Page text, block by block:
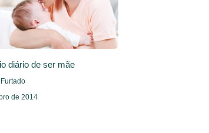
diário de ser mãe
de 2014